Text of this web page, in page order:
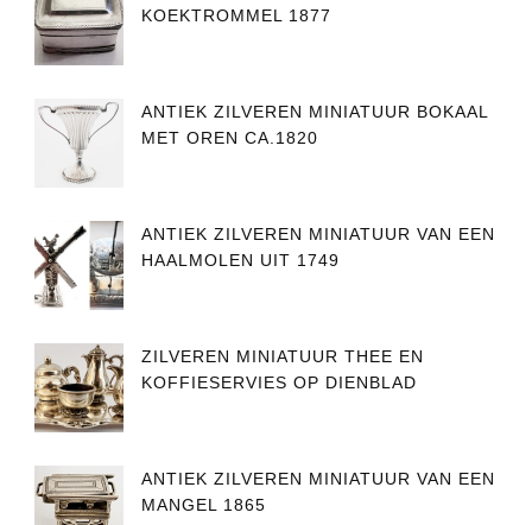
KOEKTROMMEL 1877
ANTIEK ZILVEREN MINIATUUR BOKAAL
MET OREN CA.1820
ANTIEK ZILVEREN MINIATUUR VAN EEN
HAALMOLEN UIT 1749
ZILVEREN MINIATUUR THEE EN
KOFFIESERVIES OP DIENBLAD
ANTIEK ZILVEREN MINIATUUR VAN EEN
MANGEL 1865